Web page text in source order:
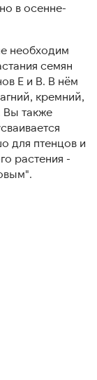
в осенне-
необходим
семян
Е и В. В нём
кремний,
Вы также
для птенцов и
растения -